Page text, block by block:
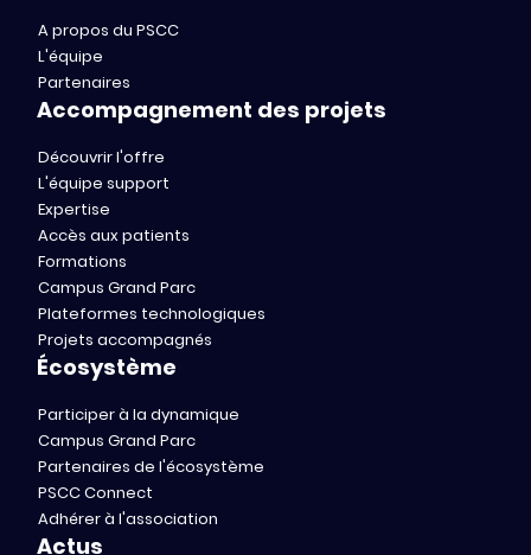
A propos du PSCC
L'équipe
Partenaires
Accompagnement des projets
Découvrir l'offre
L'équipe support
Expertise
Accès aux patients
Formations
Campus Grand Parc
Plateformes technologiques
Projets accompagnés
Écosystème
Participer à la dynamique
Campus Grand Parc
Partenaires de l'écosystème
PSCC Connect
Adhérer à l'association
Actus